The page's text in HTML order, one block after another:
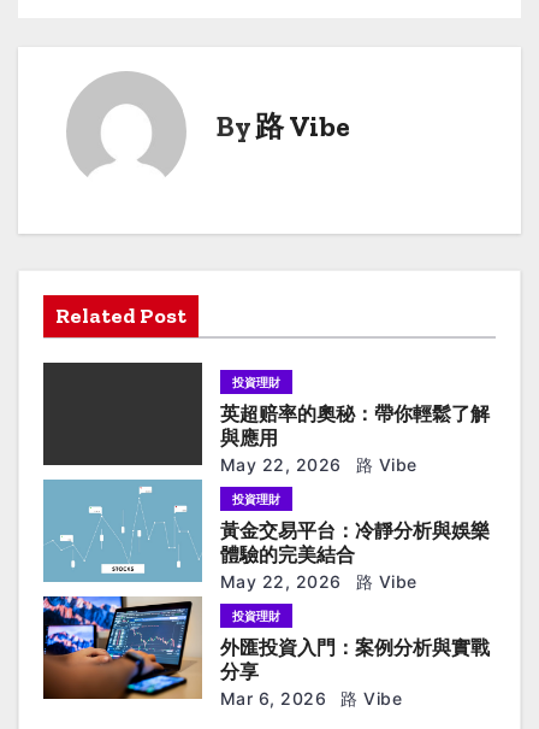
v
g
a
i
By路 Vibe
Related Post
投資理財
英超赔率的奧秘：帶你輕鬆了解
與應用
May 22, 2026 路 Vibe
投資理財
黃金交易平台：冷靜分析與娛樂
體驗的完美結合
May 22, 2026 路 Vibe
投資理財
外匯投資入門：案例分析與實戰
分享
Mar 6, 2026 路 Vibe